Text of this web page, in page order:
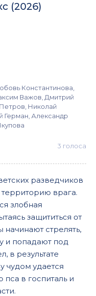
(2026)
Константинова,
Важов, Дмитрий
Николай
Герман, Александр
3 голоса
разведчиков
врага.
злобная
защититься от
начинают стрелять,
и попадают под
в результате
чудом удается
в госпиталь и